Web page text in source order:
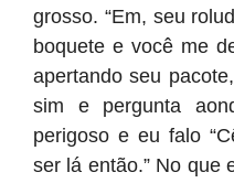
grosso. “Em, seu
boquete e você me
apertando seu
sim e pergunta
perigoso e eu falo
ser lá então.” No que